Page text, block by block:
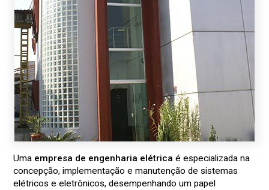
Uma empresa de engenharia elétrica é especializada na
concepção, implementação e manutenção de sistemas
elétricos e eletrônicos, desempenhando um papel